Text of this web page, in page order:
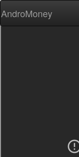
AndroMoney